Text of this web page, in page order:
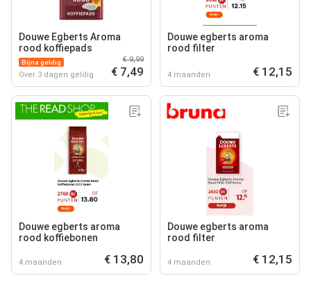
Douwe Egberts Aroma
rood koffiepads
Bijna geldig
Over 3 dagen geldig
€ 9,99
€ 7,49
Douwe egberts aroma
rood filter
4 maanden € 12,15
Douwe egberts aroma
rood koffiebonen
4 maanden € 13,80
Douwe egberts aroma
rood filter
4 maanden € 12,15